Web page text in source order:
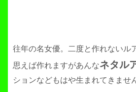
往年の名女優。二度と作れないル
思えば作れますがあんなネタル
ションなどもはや生まれてきませ